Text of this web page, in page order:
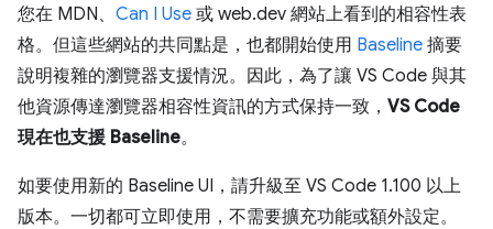
您在 MDN、 Can I Use 或 web.dev 網站上看到的相容性表
格。但這些網站的共同點是，也都開始使用 Baseline 摘要
說明複雜的瀏覽器支援情況。因此，為了讓 VS Code 與其
他資源傳達瀏覽器相容性資訊的方式保持一致， VS Code
現在也支援 Baseline。
如要使用新的 Baseline UI，請升級至 VS Code 1.100 以上
版本。一切都可立即使用，不需要擴充功能或額外設定。